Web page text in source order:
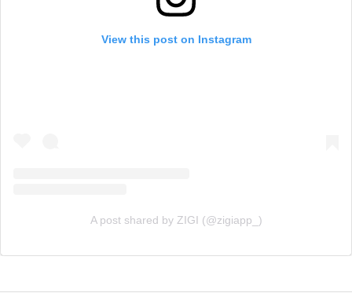
View this post on Instagram
A post shared by ZIGI (@zigiapp_)